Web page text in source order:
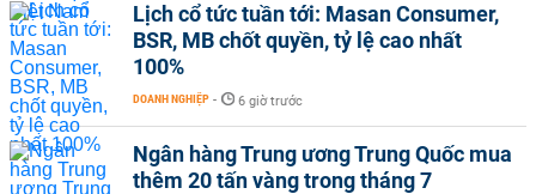
Lịch cổ tức tuần tới: Masan Consumer,
BSR, MB chốt quyền, tỷ lệ cao nhất
100%
DOANH NGHIỆP - 6 giờ trước
Ngân hàng Trung ương Trung Quốc mua
thêm 20 tấn vàng trong tháng 7